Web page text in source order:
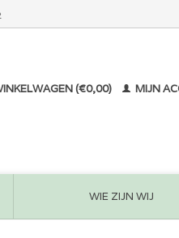
(€0,00) MIJN
WIE ZIJN WIJ